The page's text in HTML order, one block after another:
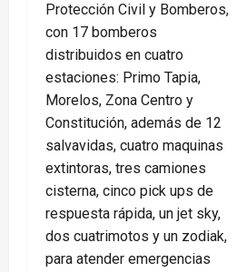
Protección Civil y Bomberos,
con 17 bomberos
distribuidos en cuatro
estaciones: Primo Tapia,
Morelos, Zona Centro y
Constitución, además de 12
salvavidas, cuatro maquinas
extintoras, tres camiones
cisterna, cinco pick ups de
respuesta rápida, un jet sky,
dos cuatrimotos y un zodiak,
para atender emergencias